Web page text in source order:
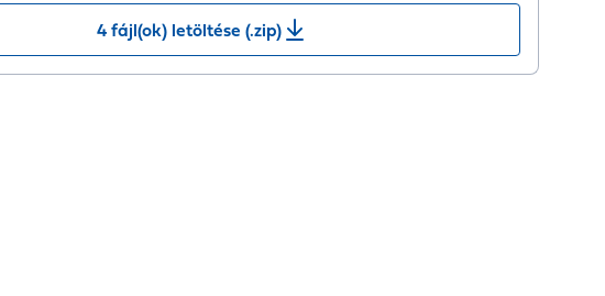
4 fájl(ok) letöltése (.zip)